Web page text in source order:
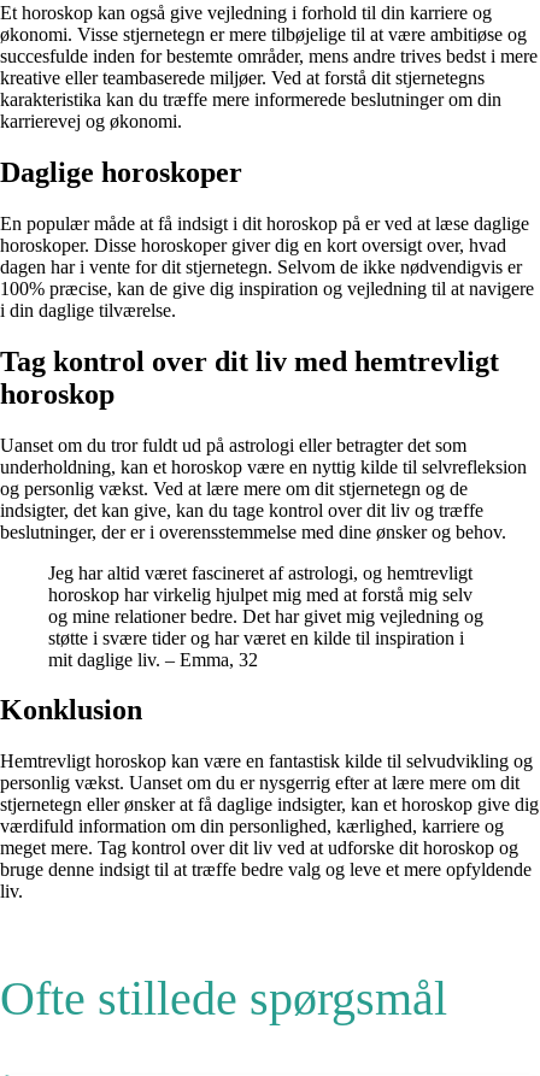
Et horoskop kan også give vejledning i forhold til din karriere og
økonomi. Visse stjernetegn er mere tilbøjelige til at være ambitiøse og
succesfulde inden for bestemte områder, mens andre trives bedst i mere
kreative eller teambaserede miljøer. Ved at forstå dit stjernetegns
karakteristika kan du træffe mere informerede beslutninger om din
karrierevej og økonomi.
Daglige horoskoper
En populær måde at få indsigt i dit horoskop på er ved at læse daglige
horoskoper. Disse horoskoper giver dig en kort oversigt over, hvad
dagen har i vente for dit stjernetegn. Selvom de ikke nødvendigvis er
100% præcise, kan de give dig inspiration og vejledning til at navigere
i din daglige tilværelse.
Tag kontrol over dit liv med hemtrevligt
horoskop
Uanset om du tror fuldt ud på astrologi eller betragter det som
underholdning, kan et horoskop være en nyttig kilde til selvrefleksion
og personlig vækst. Ved at lære mere om dit stjernetegn og de
indsigter, det kan give, kan du tage kontrol over dit liv og træffe
beslutninger, der er i overensstemmelse med dine ønsker og behov.
Jeg har altid været fascineret af astrologi, og hemtrevligt
horoskop har virkelig hjulpet mig med at forstå mig selv
og mine relationer bedre. Det har givet mig vejledning og
støtte i svære tider og har været en kilde til inspiration i
mit daglige liv. – Emma, 32
Konklusion
Hemtrevligt horoskop kan være en fantastisk kilde til selvudvikling og
personlig vækst. Uanset om du er nysgerrig efter at lære mere om dit
stjernetegn eller ønsker at få daglige indsigter, kan et horoskop give dig
værdifuld information om din personlighed, kærlighed, karriere og
meget mere. Tag kontrol over dit liv ved at udforske dit horoskop og
bruge denne indsigt til at træffe bedre valg og leve et mere opfyldende
liv.
Ofte stillede spørgsmål